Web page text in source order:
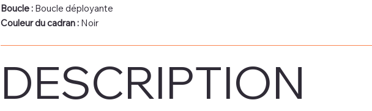
Boucle : Boucle déployante
Couleur du cadran : Noir
DESCRIPTION